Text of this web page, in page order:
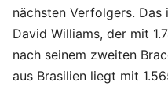
nächsten Verfolgers. Das
David Williams, der mit
nach seinem zweiten
aus Brasilien liegt mit